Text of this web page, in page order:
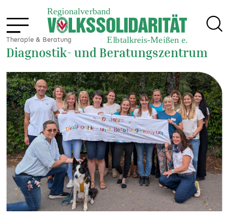
Therapie & Beratung
Diagnostik- und Beratungszentrum